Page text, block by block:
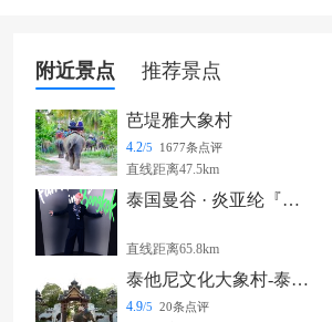
附近景点 推荐景点
芭堤雅大象村
4.2/5 1677条点评
直线距离47.5km
泰国曼谷 · 炎亚纶『家庭会议』FANMEETING 曼谷站
直线距离65.8km
泰他尼文化大象村-泰国芭提雅Thaithani
4.9/5 20条点评